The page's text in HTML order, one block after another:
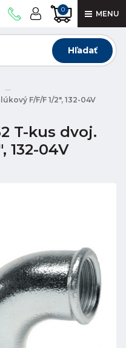
0 MENU
Hľadať
F/F/F 1/2", 132-04V
T-kus dvoj.
132-04V